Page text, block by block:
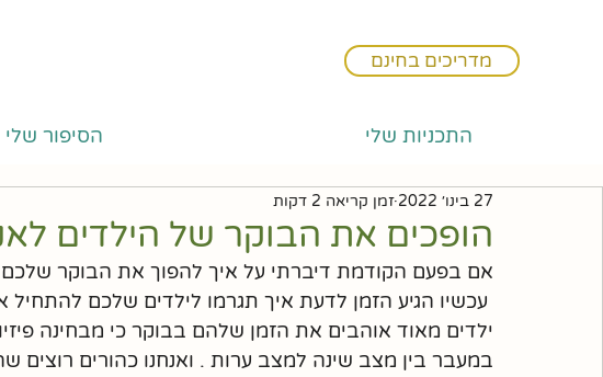
מדריכים בחינם
התכניות שלי הסיפור שלי
הופכים את הבוקר של הילדים
27 בינו׳ 2022 זמן קריאה 2 דקות
אם בפעם הקודמת דיברתי על איך להפוך את הבוקר שלכם
ילדים מאוד אוהבים את הזמן שלהם בבוקר כי מבחינה
במעבר בין מצב שינה למצב ערות . ואנחנו כהורים רוצים